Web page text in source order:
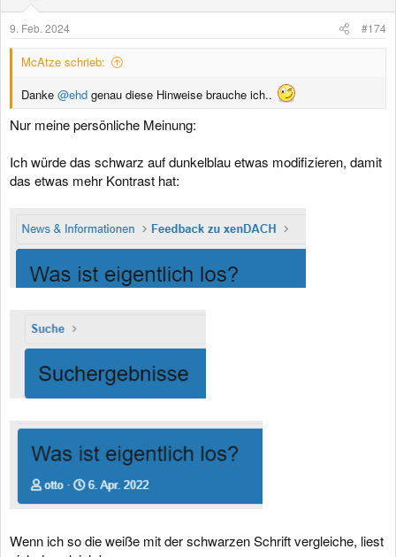
n
9. Feb. 2024 #174
McAtze schrieb:
Danke @ehd genau diese Hinweise brauche ich..
Nur meine persönliche Meinung:
Ich würde das schwarz auf dunkelblau etwas modifizieren, damit
das etwas mehr Kontrast hat:
Wenn ich so die weiße mit der schwarzen Schrift vergleiche, liest